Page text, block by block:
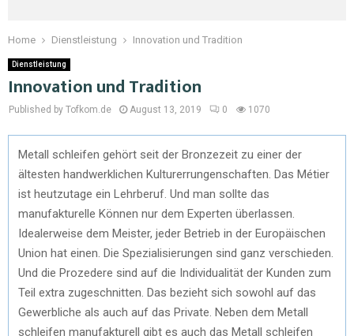
Home Dienstleistung Innovation und Tradition
Dienstleistung
Innovation und Tradition
Published by Tofkom.de August 13, 2019 0 1070
Metall schleifen gehört seit der Bronzezeit zu einer der
ältesten handwerklichen Kulturerrungenschaften. Das Métier
ist heutzutage ein Lehrberuf. Und man sollte das
manufakturelle Können nur dem Experten überlassen.
Idealerweise dem Meister, jeder Betrieb in der Europäischen
Union hat einen. Die Spezialisierungen sind ganz verschieden.
Und die Prozedere sind auf die Individualität der Kunden zum
Teil extra zugeschnitten. Das bezieht sich sowohl auf das
Gewerbliche als auch auf das Private. Neben dem Metall
schleifen manufakturell gibt es auch das Metall schleifen